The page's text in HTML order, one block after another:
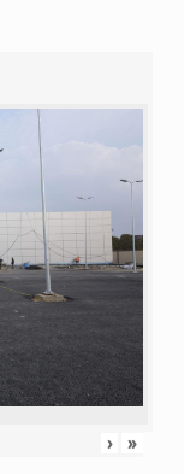
› »